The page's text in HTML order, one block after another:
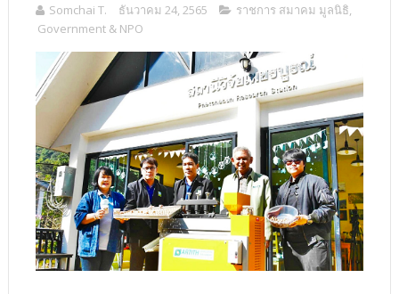
Somchai T. ธันวาคม 24, 2565 ราชการ สมาคม มูลนิธิ,
Government & NPO